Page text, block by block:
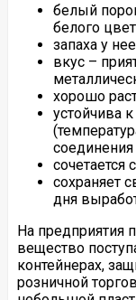
белый
белого
запаха у
вкус –
хорошо
устойчива
сохраняет
дня
На предприятия
вещество
контейнерах,
розничной